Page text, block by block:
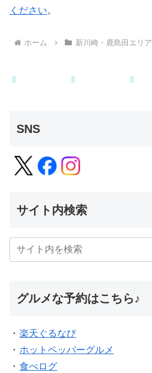
ください。
ホーム 新川崎・鹿島田エリア
SNS
サイト内検索
グルメな予約はこちら♪
・ 楽天ぐるなび
・ ホットペッパーグルメ
・ 食べログ